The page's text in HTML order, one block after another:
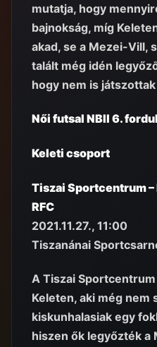
mutatja, hogy
bajnokság, míg
akad, se a Mezei-Vill,
talált még idén
hogy nem is
Női futsal NBII 6.
Keleti csoport
Tiszai Sportcentrum
RFC
2021.11.27., 11:00
Tiszanánai
A Tiszai
Keleten, aki még nem
kiskunhalasiak egy
hiszen ők legyőzték a